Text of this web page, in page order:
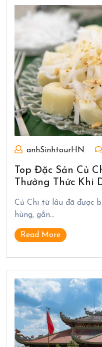
anhSinhtourHN
Top Đặc Sản Củ
Thưởng Thức Khi
Củ Chi từ lâu đã được
hùng, gắn…
Read More